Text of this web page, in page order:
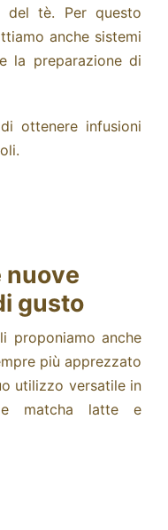
del tè. Per questo
anche sistemi
la preparazione di
ottenere infusioni
nuove
gusto
proponiamo anche
più apprezzato
utilizzo versatile in
matcha latte e